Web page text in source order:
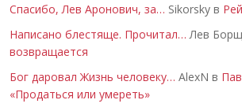
Спасибо, Лев Аронович, за… Sikorsky в
Написано блестяще. Прочитал… Лев
возвращается
Бог даровал Жизнь человеку… AlexN в
«Продаться или умереть»